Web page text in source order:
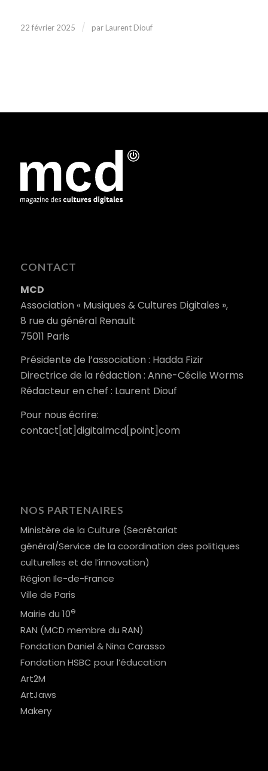
22 février 2025 / par Laurent Diouf
CONTACT
MCD
Association « Musiques & Cultures Digitales »,
8 rue du général Renault
75011 Paris
Présidente de l’association : Hadda Fizir
Directrice de la rédaction : Anne-Cécile Worms
Rédacteur en chef : Laurent Diouf
Pour nous écrire:
contact[at]digitalmcd[point]com
NOS PARTENAIRES
Ministère de la Culture (Secrétariat
général/Service de la coordination des politiques
culturelles et de l’innovation)
Région Ile-de-France
Ville de Paris
Mairie du 10e
RAN (MCD membre du RAN)
Fondation Daniel & Nina Carasso
Fondation HSBC pour l’éducation
Art2M
ArtJaws
Makery